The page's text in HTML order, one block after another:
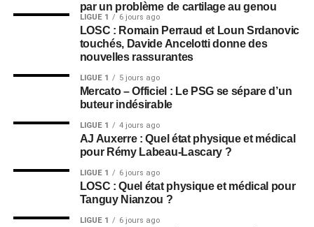
par un problème de cartilage au genou
LIGUE 1 6 jours ago
LOSC : Romain Perraud et Loun Srdanovic
touchés, Davide Ancelotti donne des
nouvelles rassurantes
LIGUE 1 5 jours ago
Mercato – Officiel : Le PSG se sépare d’un
buteur indésirable
LIGUE 1 4 jours ago
AJ Auxerre : Quel état physique et médical
pour Rémy Labeau-Lascary ?
LIGUE 1 6 jours ago
LOSC : Quel état physique et médical pour
Tanguy Nianzou ?
LIGUE 1 6 jours ago